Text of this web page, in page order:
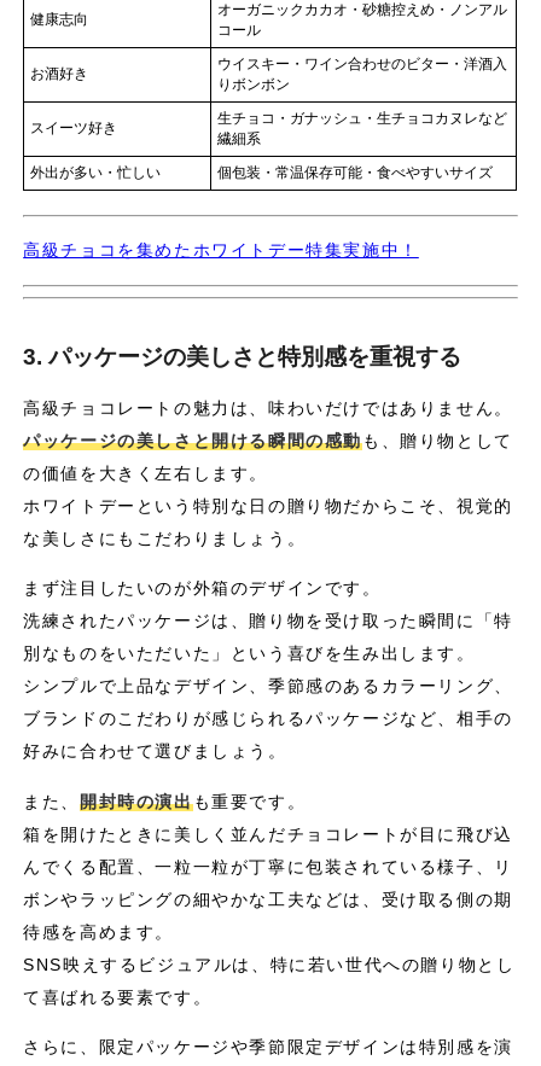
健康志向
オーガニックカカオ・砂糖控えめ・ノンアル
コール
お酒好き
ウイスキー・ワイン合わせのビター・洋酒入
りボンボン
スイーツ好き
生チョコ・ガナッシュ・生チョコカヌレなど
繊細系
外出が多い・忙しい
個包装・常温保存可能・食べやすいサイズ
高級チョコを集めたホワイトデー特集実施中！
3. パッケージの美しさと特別感を重視する
高級チョコレートの魅力は、味わいだけではありません。
パッケージの美しさと開ける瞬間の感動も、贈り物として
の価値を大きく左右します。
ホワイトデーという特別な日の贈り物だからこそ、視覚的
な美しさにもこだわりましょう。
まず注目したいのが外箱のデザインです。
洗練されたパッケージは、贈り物を受け取った瞬間に「特
別なものをいただいた」という喜びを生み出します。
シンプルで上品なデザイン、季節感のあるカラーリング、
ブランドのこだわりが感じられるパッケージなど、相手の
好みに合わせて選びましょう。
また、 開封時の演出も重要です。
箱を開けたときに美しく並んだチョコレートが目に飛び込
んでくる配置、一粒一粒が丁寧に包装されている様子、リ
ボンやラッピングの細やかな工夫などは、受け取る側の期
待感を高めます。
SNS映えするビジュアルは、特に若い世代への贈り物とし
て喜ばれる要素です。
さらに、限定パッケージや季節限定デザインは特別感を演